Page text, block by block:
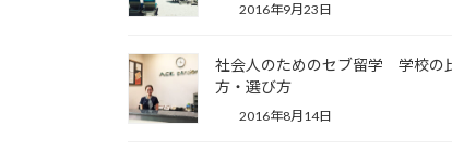
2016年9月23日
社会人のためのセブ留学 学校の
方・選び方
2016年8月14日